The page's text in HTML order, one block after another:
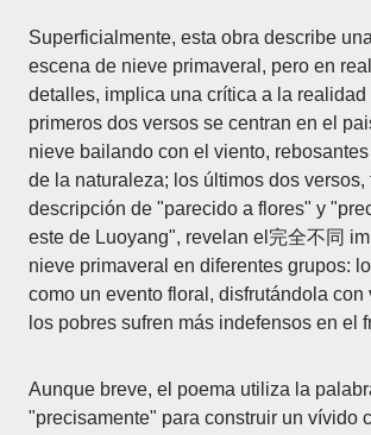
Superficialmente, esta obra describe
escena de nieve primaveral, pero en
detalles, implica una crítica a la
primeros dos versos se centran en el
nieve bailando con el viento,
de la naturaleza; los últimos dos versos,
descripción de "parecido a flores" y
este de Luoyang", revelan el完全不同
nieve primaveral en diferentes grupos:
como un evento floral, disfrutándola con
los pobres sufren más indefensos en el
Aunque breve, el poema utiliza la
"precisamente" para construir un vívido